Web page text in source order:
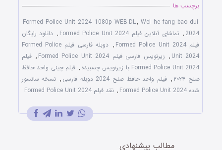
برچسب ها
Formed Police Unit 2024 1080p WEB-DL,Wei he fang bao dui
2024
, تماشای آنلاین فیلم Formed Police Unit 2024 , دانلود رایگان
فیلم Formed Police Unit 2024
,
دوبله فارسی فیلم Formed Police
Unit 2024
, زیرنویس فارسی فیلم Formed Police Unit 2024 , فیلم
Formed Police Unit 2024 با زیرنویس چسبیده
, فیلم چینی واحد حافظ
صلح ۲۰۲۴
, فیلم واحد حافظ صلح 2024 دوبله فارسی , نسخه سانسور
شده Formed Police Unit 2024
, نقد فیلم Formed Police Unit 2024
مطالب پیشنهادی